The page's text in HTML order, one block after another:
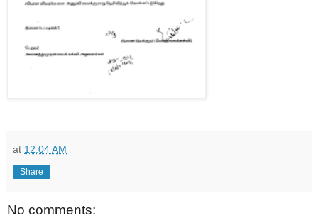
at 12:04 AM
Share
No comments: